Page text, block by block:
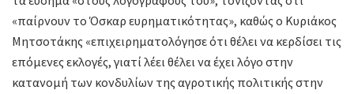
«παίρνουν το Όσκαρ ευρηματικότητας», καθώς ο Κυριάκος
Μητσοτάκης «επιχειρηματολόγησε ότι θέλει να κερδίσει τις
επόμενες εκλογές, γιατί λέει θέλει να έχει λόγο στην
κατανομή των κονδυλίων της αγροτικής πολιτικής στην